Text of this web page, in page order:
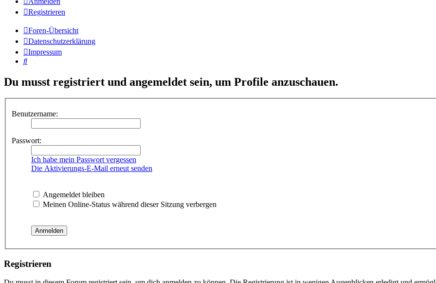
Registrieren
Foren-Übersicht
Datenschutzerklärung
Impressum
Suche
Du musst registriert und angemeldet sein, um Profile anzuschauen.
Benutzername:
Passwort:
Ich habe mein Passwort vergessen
Die Aktivierungs-E-Mail erneut senden
Angemeldet bleiben
Meinen Online-Status während dieser Sitzung verbergen
Registrieren